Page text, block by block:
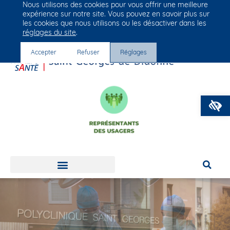
Groupe Vivalto Santé
Entre nous, la vie
Nous utilisons des cookies pour vous offrir une meilleure
expérience sur notre site. Vous pouvez en savoir plus sur
les cookies que nous utilisons ou les désactiver dans les
réglages du site.
Accepter Refuser Réglages